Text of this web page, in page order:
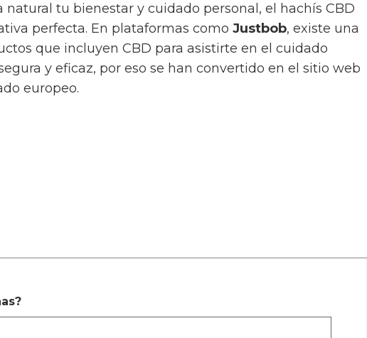
tu bienestar y cuidado personal, el hachís CBD
perfecta. En plataformas como Justbob, existe una
que incluyen CBD para asistirte en el cuidado
y eficaz, por eso se han convertido en el sitio web
europeo.